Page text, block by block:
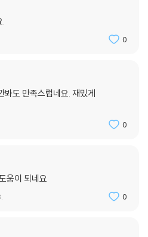
.
0
봐도 만족스럽네요. 재밌게
0
움이 되네요
0